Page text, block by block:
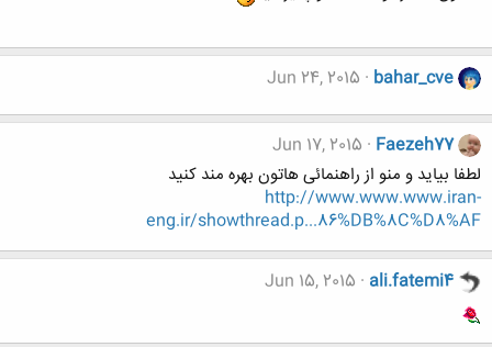
bahar_cve
Jun 24, 2015
Faezeh77
Jun 17, 2015
لطفا بیاید و منو از راهنمائی هاتون بهره مند کنید
http://www.www.www.iran-
eng.ir/showthread.p...86%DB%8C%D8%AF
ali.fatemi4
Jun 15, 2015